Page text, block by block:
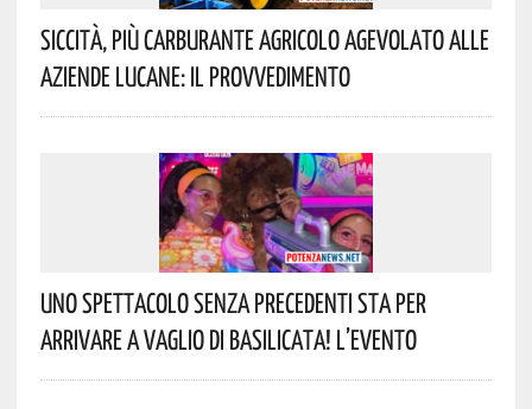
Siccità, Più Carburante Agricolo Agevolato Alle
Aziende Lucane: Il Provvedimento
Uno Spettacolo Senza Precedenti Sta Per
Arrivare A Vaglio Di Basilicata! L’evento